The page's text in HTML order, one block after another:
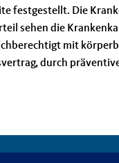
festgestellt. Die
sehen die
mit
durch